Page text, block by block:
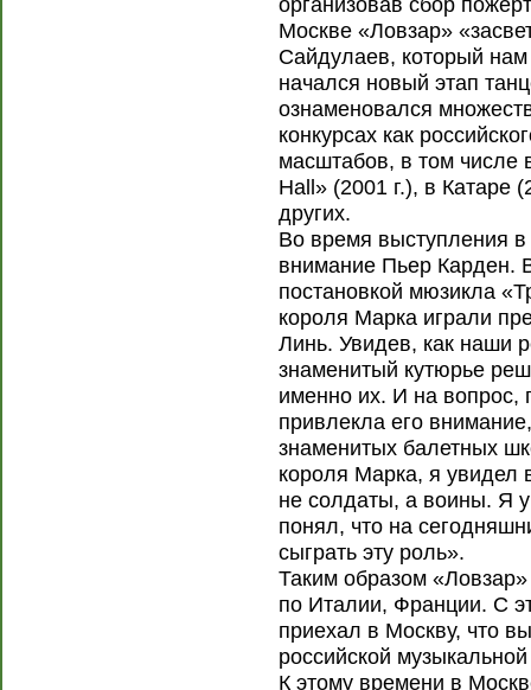
Москве «Ловзар»
Сайдулаев, который нам
начался новый этап
ознаменовался
конкурсах как
масштабов, в том числе
Hall» (2001 г.), в Катаре
других.
Во время выступления
внимание Пьер Карден.
постановкой мюзикла
короля Марка играли
Линь. Увидев, как наши
знаменитый кутюрье
именно их. И на вопрос,
привлекла его
знаменитых балетных
короля Марка, я
не солдаты, а воины. Я
понял, что на
сыграть эту роль».
Таким образом
по Италии, Франции. С
приехал в Москву, что
российской
К этому времени в